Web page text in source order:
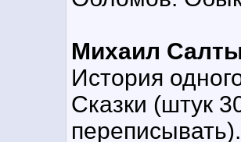
Михаил
История
Сказки (штук
переписывать).